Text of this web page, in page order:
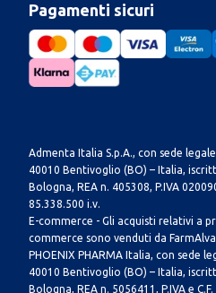
Pagamenti sicuri
Admenta Italia S.p.A., con sede
40010 Bentivoglio (BO) – Italia,
Bologna, REA n. 405308, P.IVA
85.338.500 i.v.
E-commerce - Gli acquisti relativi a
commerce sono venduti da
PHOENIX PHARMA Italia, con sede
40010 Bentivoglio (BO) – Italia,
Bologna, REA n. 5056411, P.IVA e